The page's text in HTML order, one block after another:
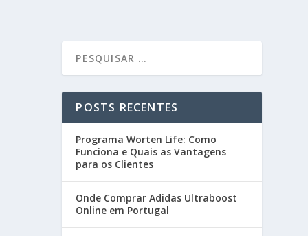
POSTS RECENTES
Programa Worten Life: Como
Funciona e Quais as Vantagens
para os Clientes
Onde Comprar Adidas Ultraboost
Online em Portugal